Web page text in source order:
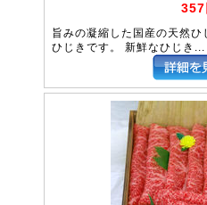
357
旨みの凝縮した国産の天然
ひじきです。 新鮮なひじき...